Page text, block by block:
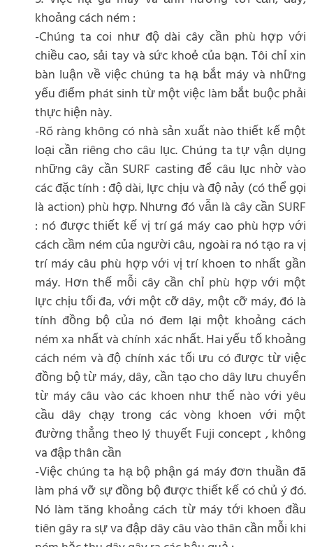
khoảng cách ném :
-Chúng ta coi như độ dài cây cần phù hợp với
chiều cao, sải tay và sức khoẻ của bạn. Tôi chỉ xin
bàn luận về việc chúng ta hạ bắt máy và những
yếu điểm phát sinh từ một việc làm bắt buộc phải
thực hiện này.
-Rõ ràng không có nhà sản xuất nào thiết kế một
loại cần riêng cho câu lục. Chúng ta tự vận dụng
những cây cần SURF casting để câu lục nhờ vào
các đặc tính : độ dài, lực chịu và độ nảy (có thể gọi
là action) phù hợp. Nhưng đó vẫn là cây cần SURF
: nó được thiết kế vị trí gá máy cao phù hợp với
cách cầm ném của người câu, ngoài ra nó tạo ra vị
trí máy câu phù hợp với vị trí khoen to nhất gần
máy. Hơn thế mỗi cây cần chỉ phù hợp với một
lực chịu tối đa, với một cỡ dây, một cỡ máy, đó là
tính đồng bộ của nó đem lại một khoảng cách
ném xa nhất và chính xác nhất. Hai yếu tố khoảng
cách ném và độ chính xác tối ưu có được từ việc
đồng bộ từ máy, dây, cần tạo cho dây lưu chuyển
từ máy câu vào các khoen như thế nào với yêu
cầu dây chạy trong các vòng khoen với một
đường thẳng theo lý thuyết Fuji concept , không
va đập thân cần
-Việc chúng ta hạ bộ phận gá máy đơn thuần đã
làm phá vỡ sự đồng bộ được thiết kế có chủ ý đó.
Nó làm tăng khoảng cách từ máy tới khoen đầu
tiên gây ra sự va đập dây câu vào thân cần mỗi khi